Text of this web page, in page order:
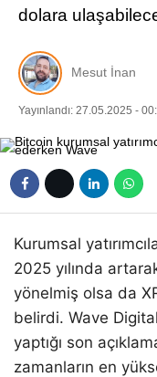
dolara
Mesut İnan
Yayınlandı: 27.05.2025 -
Kurumsal
2025 yılında
yönelmiş olsa da
belirdi. Wave
yaptığı son
zamanların en